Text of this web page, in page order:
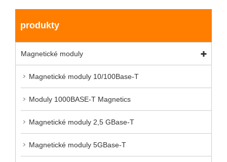
produkty
Magnetické moduly
Magnetické moduly 10/100Base-T
Moduly 1000BASE-T Magnetics
Magnetické moduly 2,5 GBase-T
Magnetické moduly 5GBase-T